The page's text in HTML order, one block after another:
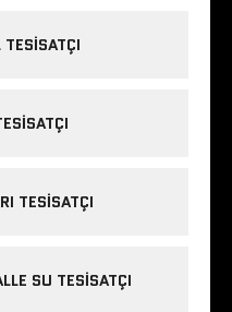
TESISATÇI
TESISATÇI
SU TESISATÇI